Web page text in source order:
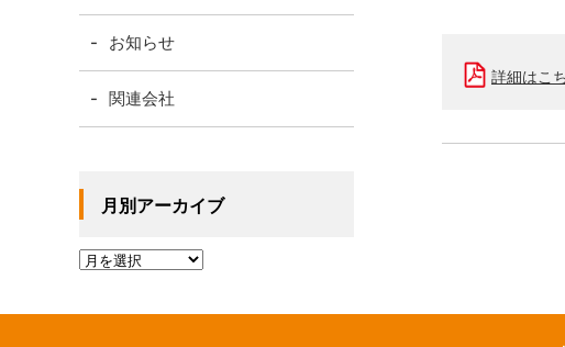
お知らせ
関連会社
月別アーカイブ
詳細はこ